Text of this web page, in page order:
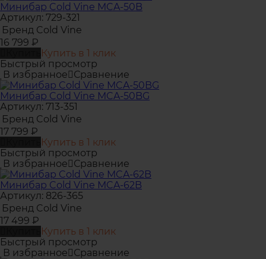
Минибар Cold Vine MCA-50B
Артикул: 729-321
Бренд Cold Vine
16 799 ₽
Купить в 1 клик
Быстрый просмотр
В избранное
Сравнение
Минибар Cold Vine MCA-50BG
Артикул: 713-351
Бренд Cold Vine
17 799 ₽
Купить в 1 клик
Быстрый просмотр
В избранное
Сравнение
Минибар Cold Vine MCA-62B
Артикул: 826-365
Бренд Cold Vine
17 499 ₽
Купить в 1 клик
Быстрый просмотр
В избранное
Сравнение